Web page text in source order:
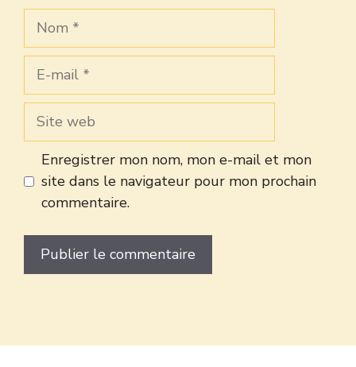
Nom
Site
Enregistrer mon nom, mon e-mail et mon
site dans le navigateur pour mon prochain
commentaire.